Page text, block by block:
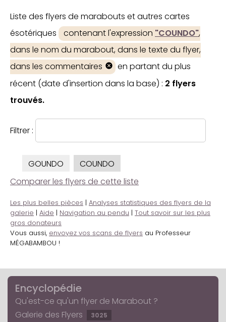
Liste des flyers de marabouts et autres cartes
ésotériques
contenant l'expression "COUNDO",
dans le nom du marabout, dans le texte du flyer,
dans les commentaires
en partant du plus
récent (date d'insertion dans la base) : 2 flyers
trouvés.
Filtrer :
GOUNDO
COUNDO
Comparer les flyers de cette liste
Les plus belles pièces | Analyses statistiques des flyers de la
galerie | Aide | Navigation au pendu | Tout savoir sur les plus
gros donateurs
Vous aussi, envoyez vos scans de flyers au Professeur
MÉGABAMBOU !
Encyclopédie
Qu'est-ce qu'un flyer de Marabout ?
Galerie des Flyers
3025